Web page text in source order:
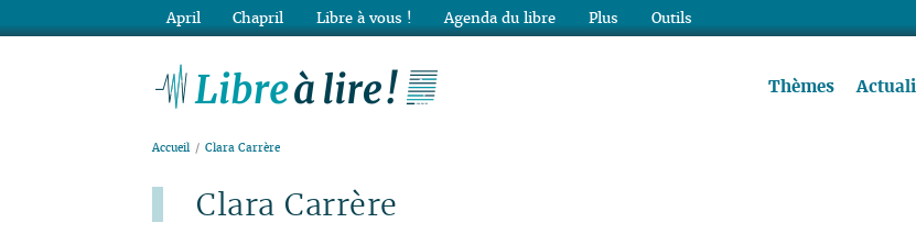
Thèmes
Accueil Clara Carrère
Clara Carrère
April Chapril Libre à vous ! Agenda du libre Plus Outils